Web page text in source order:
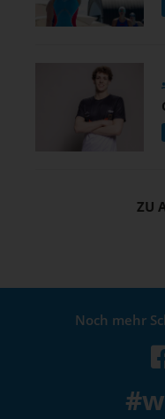
ZU
Noch mehr